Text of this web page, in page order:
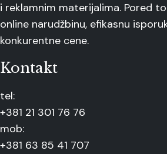
i reklamnim materijalima. Pored
online narudžbinu, efikasnu
konkurentne cene.
Kontakt
tel:
+381 21 301 76 76
mob:
+381 63 85 41 707